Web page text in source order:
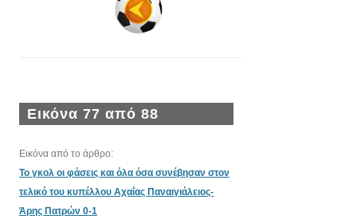
Εικόνα 77 από 88
Εικόνα από το άρθρο:
Το γκολ οι φάσεις και όλα όσα συνέβησαν στον
τελικό του κυπέλλου Αχαΐας Παναιγιάλειος-
Άρης Πατρών 0-1